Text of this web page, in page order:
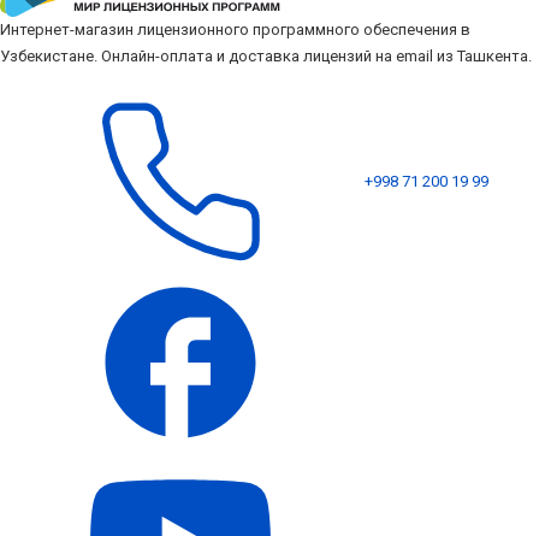
Интернет-магазин лицензионного программного обеспечения в
Узбекистане. Онлайн-оплата и доставка лицензий на email из Ташкента.
+998 71 200 19 99